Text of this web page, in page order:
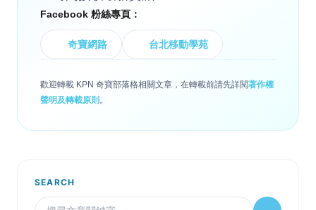
Facebook 粉絲專頁：
奇寶網路 台北移動學苑
歡迎轉載 KPN 奇寶部落格相關文章，在轉載前請先詳閱著作權
聲明及轉載原則 。
SEARCH